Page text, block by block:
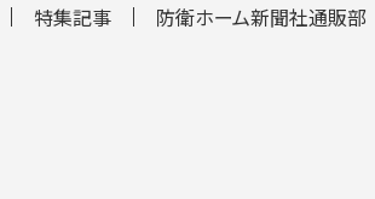
特集記事 防衛ホーム新聞社通販部